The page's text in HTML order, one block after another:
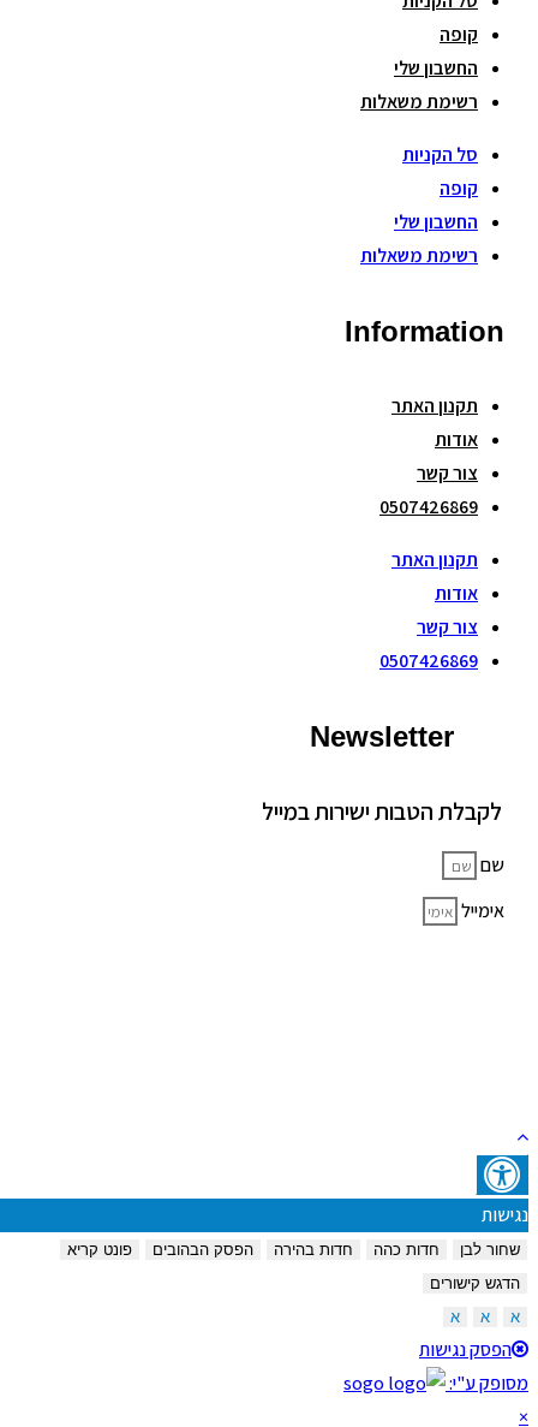
קופה
החשבון שלי
רשימת משאלות
סל הקניות
קופה
החשבון שלי
רשימת משאלות
Information
תקנון האתר
אודות
צור קשר
0507426869
תקנון האתר
אודות
צור קשר
0507426869
Newsletter
לקבלת הטבות ישירות במייל
שם
אימייל
נגישות
שחור לבן חדות כהה חדות בהירה הפסק הבהובים
פונט קריא
הדגש קישורים
הפסק נגישות
מסופק ע"י: